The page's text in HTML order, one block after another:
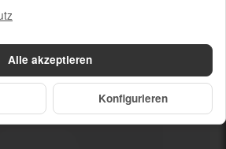
Ja (mind. 84%)
Alle akzeptieren
Konfigurieren